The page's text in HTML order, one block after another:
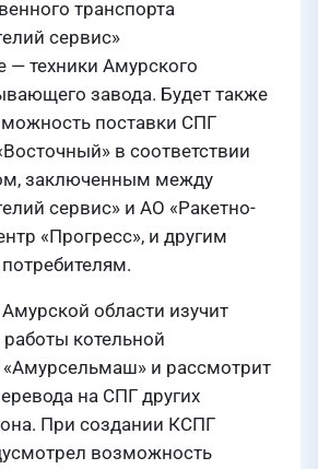
транспорта
сервис»
— техники Амурского
завода. Будет также
поставки СПГ
в соответствии
заключенным между
сервис» и АО «Ракетно-
«Прогресс», и другим
области изучит
котельной
и рассмотрит
на СПГ других
При создании КСПГ
возможность